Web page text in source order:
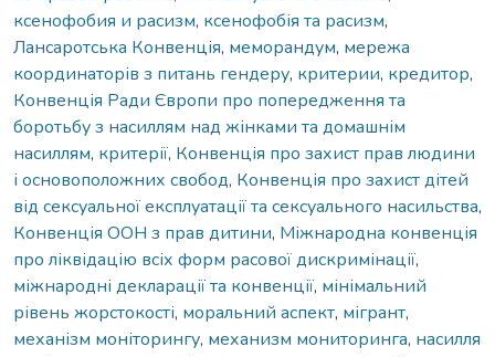
ксенофобия и расизм, ксенофобія та расизм,
Лансаротська Конвенція, меморандум, мережа
координаторів з питань гендеру, критерии, кредитор,
Конвенція Ради Європи про попередження та
боротьбу з насиллям над жінками та домашнім
насиллям, критерії, Конвенція про захист прав людини
і основоположних свобод, Конвенція про захист дітей
від сексуальної експлуатації та сексуального насильства,
Конвенція ООН з прав дитини, Міжнародна конвенція
про ліквідацію всіх форм расової дискримінації,
міжнародні декларації та конвенції, мінімальний
рівень жорстокості, моральний аспект, мігрант,
механізм моніторингу, механизм мониторинга, насилля